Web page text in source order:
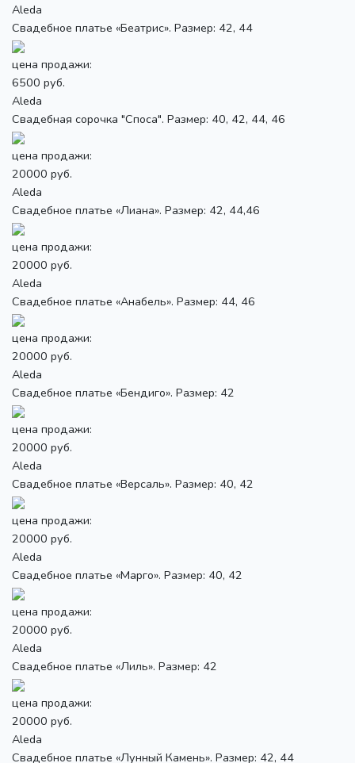
Aleda
Свадебное платье «Беатрис». Размер: 42, 44
цена продажи:
6500 руб.
Aleda
Свадебная сорочка "Споса". Размер: 40, 42, 44, 46
цена продажи:
20000 руб.
Aleda
Свадебное платье «Лиана». Размер: 42, 44,46
цена продажи:
20000 руб.
Aleda
Свадебное платье «Анабель». Размер: 44, 46
цена продажи:
20000 руб.
Aleda
Свадебное платье «Бендиго». Размер: 42
цена продажи:
20000 руб.
Aleda
Свадебное платье «Версаль». Размер: 40, 42
цена продажи:
20000 руб.
Aleda
Свадебное платье «Марго». Размер: 40, 42
цена продажи:
20000 руб.
Aleda
Свадебное платье «Лиль». Размер: 42
цена продажи:
20000 руб.
Aleda
Свадебное платье «Лунный Камень». Размер: 42, 44